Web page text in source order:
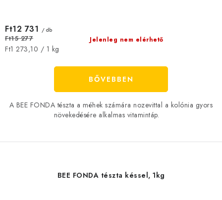
Jelenleg nem elérhető
Ft12 731 / db
Ft15 277
Egységár:
Ft1 273,10 / 1 kg
BŐVEBBEN
A BEE FONDA tészta a méhek számára nozevittal a kolónia gyors
növekedésére alkalmas vitamintáp.
BEE FONDA tészta késsel, 1kg